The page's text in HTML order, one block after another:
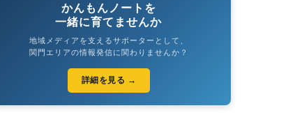
かんもんノートを
一緒に育てませんか
地域メディアを支えるサポーターとして、
関門エリアの情報発信に関わりませんか？
詳細を見る →